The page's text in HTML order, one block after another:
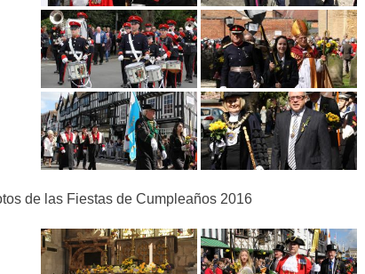
de las Fiestas de Cumpleaños 2016